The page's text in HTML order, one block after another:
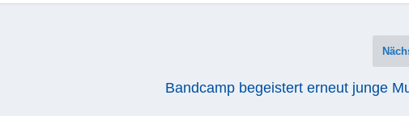
Bandcamp begeistert erneut junge